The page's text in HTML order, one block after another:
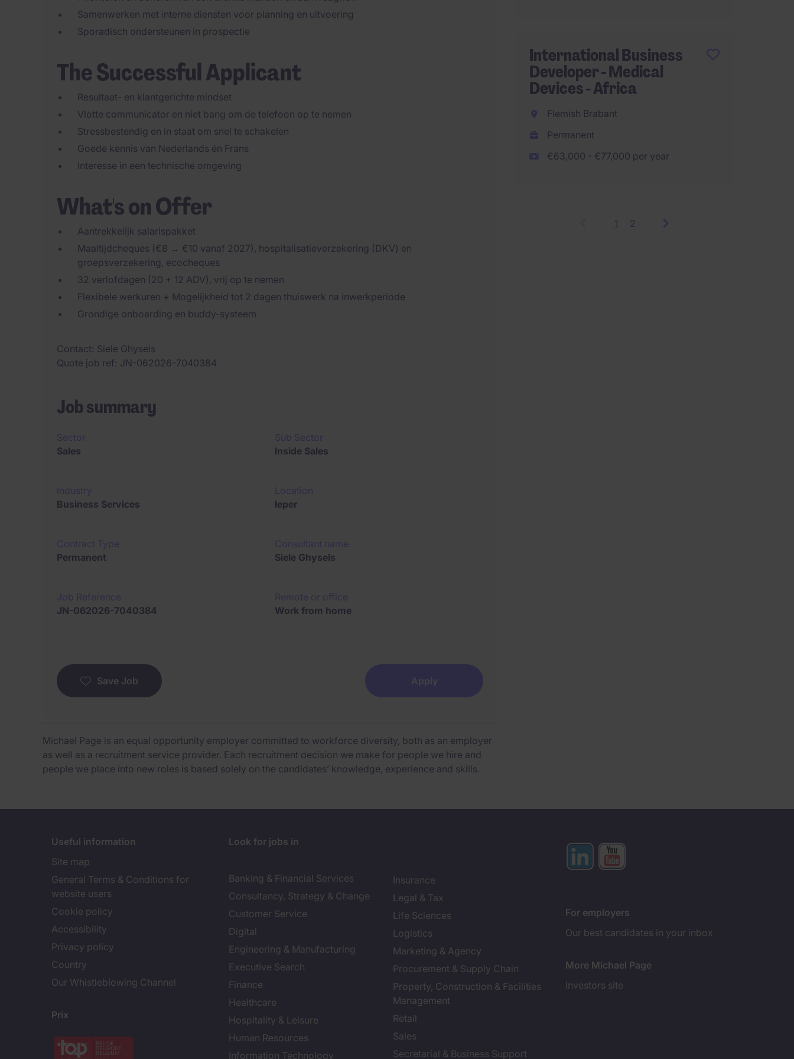
Samenwerken met interne diensten voor planning en uitvoering
Sporadisch ondersteunen in prospectie
The Successful Applicant
Resultaat- en klantgerichte mindset
Vlotte communicator en niet bang om de telefoon op te nemen
Stressbestendig en in staat om snel te schakelen
Goede kennis van Nederlands én Frans
Interesse in een technische omgeving
What's on Offer
Aantrekkelijk salarispakket
Maaltijdcheques (€8 → €10 vanaf 2027), hospitalisatieverzekering (DKV) en
groepsverzekering, ecocheques
32 verlofdagen (20 + 12 ADV), vrij op te nemen
Flexibele werkuren + Mogelijkheid tot 2 dagen thuiswerk na inwerkperiode
Grondige onboarding en buddy-systeem
Contact Siele Ghysels
Quote job ref JN-062026-7040384
Job summary
Sales
Inside Sales
Business Services
Ieper
Permanent
Siele Ghysels
JN-062026-7040384
Work from home
Save Job Apply
Michael Page is an equal opportunity employer committed to workforce diversity, both as an employer
as well as a recruitment service provider. Each recruitment decision we make for people we hire and
people we place into new roles is based solely on the candidates’ knowledge, experience and skills.
International Business
Developer - Medical
Devices - Africa
Flemish Brabant
Permanent
€63,000 - €77,000 per year
1 Showing
2
Useful information
Site map
General Terms & Conditions for
website users
Cookie policy
Accessibility
Privacy policy
Country
Our Whistleblowing Channel
Prix
Look for jobs in
Banking & Financial Services
Consultancy, Strategy & Change
Customer Service
Digital
Engineering & Manufacturing
Executive Search
Finance
Healthcare
Hospitality & Leisure
Human Resources
Information Technology
Insurance
Legal & Tax
Life Sciences
Logistics
Marketing & Agency
Procurement & Supply Chain
Property, Construction & Facilities
Management
Retail
Sales
Secretarial & Business Support
For employers
Our best candidates in your inbox
More Michael Page
Investors site